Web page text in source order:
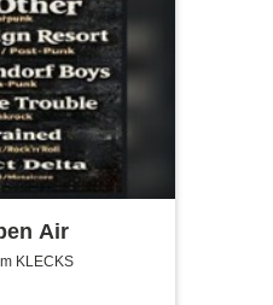
Air
KLECKS